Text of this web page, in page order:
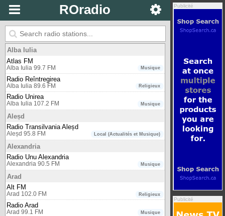
ROradio Publicité
Publicité
Alba Iulia
Atlas FM
Musique
Alba Iulia 99.7 FM
Radio Reîntregirea
Religieux
Alba Iulia 89.6 FM
Radio Unirea
Musique
Alba Iulia 107.2 FM
Aleșd
Radio Transilvania Aleșd
Local (Actualités et Musique)
Aleșd 95.8 FM
Alexandria
Radio Unu Alexandria
Musique
Alexandria 90.5 FM
Arad
Alt FM
Religieux
Arad 102.0 FM
Radio Arad
Musique
Arad 99.1 FM